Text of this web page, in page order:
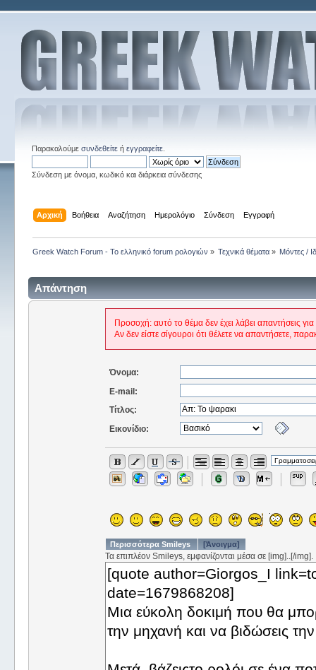
Παρακαλούμε συνδεθείτεή εγγραφείτε.
Σύνδεση με όνομα, κωδικό και διάρκεια σύνδεσης
Αρχική Βοήθεια Αναζήτηση Ημερολόγιο Σύνδεση Εγγραφή
Greek Watch Forum - Το ελληνικό forum ρολογιών » Τεχνικά θέματα » Μόντες /
Απάντηση
Προσοχή: αυτό το θέμα δεν έχει λάβει απαντήσεις
Αν δεν είστε σίγουροι ότι θέλετε να απαντήσετε,
Όνομα:
E-mail:
Τίτλος:
Εικονίδιο:
Περισσότερα Smileys [Άνοιγμα]
Τα επιπλέον Smileys, εμφανίζονται μέσα σε [img]..[/img].